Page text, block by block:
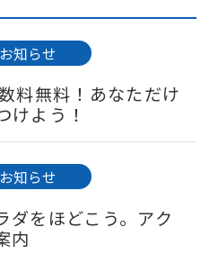
お知らせ
料無料！あなただけ
けよう！
お知らせ
ダをほどこう。アク
内